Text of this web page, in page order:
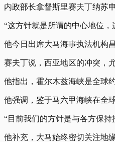
内政部长拿督斯里赛夫丁纳苏
“这方针就是所谓的中心地位
他今日出席大马海事执法机构
赛夫丁说，西亚地区的冲突，
他指出，霍尔木兹海峡是全球
他强调，鉴于马六甲海峡在全
“目前我们的方针是与各方保
他补充，大马始终密切关注地